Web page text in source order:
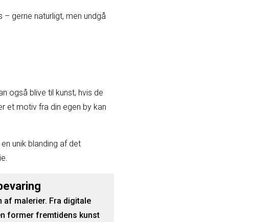
gerne naturligt, men undgå
også blive til kunst, hvis de
et motiv fra din egen by kan
unik blanding af det
af malerier. Fra digitale
former fremtidens kunst